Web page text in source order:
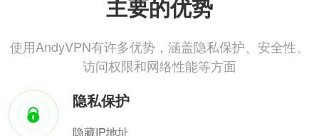
主要的优势
使用AndyVPN有许多优势，涵盖隐私保护、安全性、
访问权限和网络性能等方面
隐私保护
隐藏IP地址